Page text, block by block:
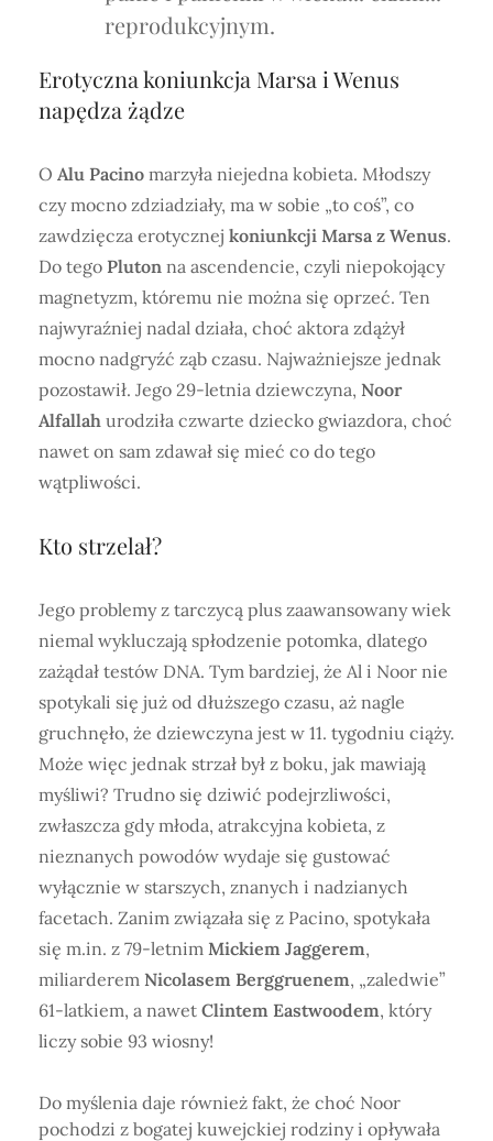
reprodukcyjnym.
Erotyczna koniunkcja Marsa i Wenus
napędza żądze
O Alu Pacino marzyła niejedna kobieta. Młodszy
czy mocno zdziadziały, ma w sobie „to coś”, co
zawdzięcza erotycznej koniunkcji Marsa z Wenus.
Do tego Pluton na ascendencie, czyli niepokojący
magnetyzm, któremu nie można się oprzeć. Ten
najwyraźniej nadal działa, choć aktora zdążył
mocno nadgryźć ząb czasu. Najważniejsze jednak
pozostawił. Jego 29-letnia dziewczyna, Noor
Alfallah urodziła czwarte dziecko gwiazdora, choć
nawet on sam zdawał się mieć co do tego
wątpliwości.
Kto strzelał?
Jego problemy z tarczycą plus zaawansowany wiek
niemal wykluczają spłodzenie potomka, dlatego
zażądał testów DNA. Tym bardziej, że Al i Noor nie
spotykali się już od dłuższego czasu, aż nagle
gruchnęło, że dziewczyna jest w 11. tygodniu ciąży.
Może więc jednak strzał był z boku, jak mawiają
myśliwi? Trudno się dziwić podejrzliwości,
zwłaszcza gdy młoda, atrakcyjna kobieta, z
nieznanych powodów wydaje się gustować
wyłącznie w starszych, znanych i nadzianych
facetach. Zanim związała się z Pacino, spotykała
się m.in. z 79-letnim Mickiem Jaggerem,
miliarderem Nicolasem Berggruenem, „zaledwie”
61-latkiem, a nawet Clintem Eastwoodem, który
liczy sobie 93 wiosny!
Do myślenia daje również fakt, że choć Noor
pochodzi z bogatej kuwejckiej rodziny i opływała